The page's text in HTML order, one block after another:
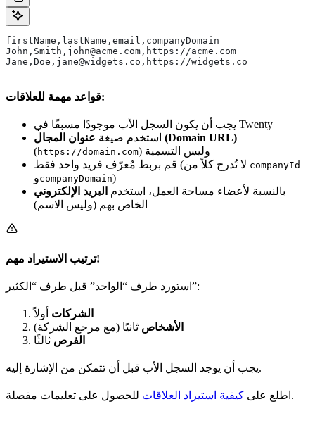
firstName,lastName,email,companyDomain
John,Smith,john@acme.com,https://acme.com
Jane,Doe,jane@widgets.co,https://widgets.co
قواعد مهمة للعلاقات:
يجب أن يكون السجل الأب موجودًا مسبقًا في Twenty
استخدم صيغة عنوان المجال (Domain URL)
(https://domain.com
) وليس التسمية
companyId
وcompanyDomain)
بالنسبة لأعضاء مساحة العمل، استخدم البريد الإلكتروني
الخاص بهم (وليس الاسم)
ترتيب الاستيراد مهم!
استورد طرف “الواحد” قبل طرف “الكثير”:
الشركات أولاً
الأشخاص ثانيًا (مع مرجع الشركة)
الفرص ثالثًا
يجب أن يوجد السجل الأب قبل أن تتمكن من الإشارة إليه.
اطلع على كيفية استيراد العلاقات للحصول على تعليمات مفصلة.